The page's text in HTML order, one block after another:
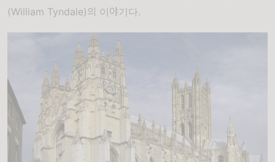
(William Tyndale)의 이야기다.